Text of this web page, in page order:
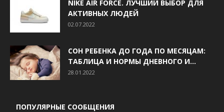
NIKE AIR FORCE. ЛУЧШИЙ ВЫБОР ДЛЯ
АКТИВНЫХ ЛЮДЕЙ
02.07.2022
СОН РЕБЕНКА ДО ГОДА ПО МЕСЯЦАМ:
ТАБЛИЦА И НОРМЫ ДНЕВНОГО И...
28.01.2022
ПОПУЛЯРНЫЕ СООБЩЕНИЯ